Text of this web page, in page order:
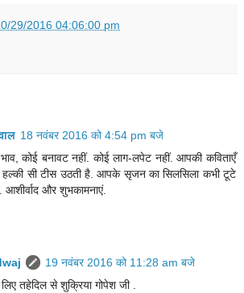
29/2016 04:06:00 pm
18 नवंबर 2016 को 4:54 pm बजे
कोई बनावट नहीं. कोई लाग-लपेट नहीं. आपकी कविताएँ
सी टीस उठती है. आपके सृजन का सिलसिला कभी टूटे
आशीर्वाद और शुभकामनाएं.
19 नवंबर 2016 को 11:28 am बजे
तहेदिल से शुक्रिया गोपेश जी .